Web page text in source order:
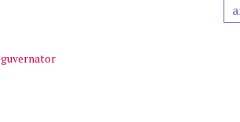
guvernator